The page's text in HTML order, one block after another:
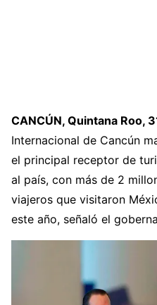
CANCÚN, Quintana Roo,
Internacional de Cancún
el principal receptor de
al país, con más de 2
viajeros que visitaron
este año, señaló el